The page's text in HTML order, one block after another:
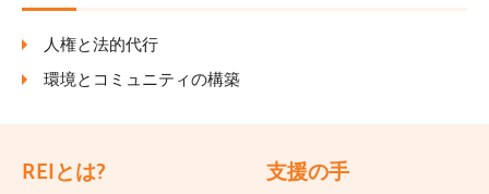
人権と法的代行
環境とコミュニティの構築
REIとは? 支援の手